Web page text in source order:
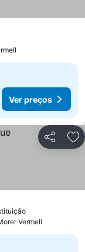
Ver preços
Partilhar
Vermell